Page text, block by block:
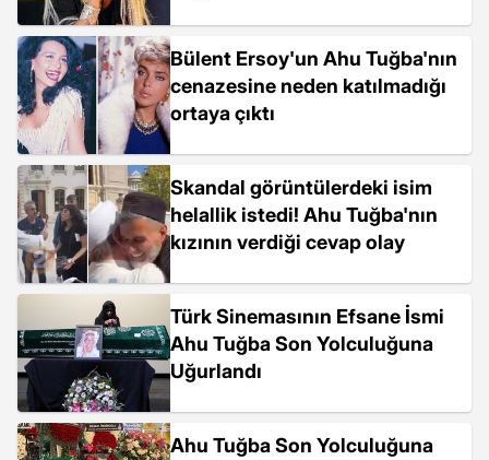
Bülent Ersoy'un Ahu Tuğba'nın
cenazesine neden katılmadığı
ortaya çıktı
Skandal görüntülerdeki isim
helallik istedi! Ahu Tuğba'nın
kızının verdiği cevap olay
Türk Sinemasının Efsane İsmi
Ahu Tuğba Son Yolculuğuna
Uğurlandı
Ahu Tuğba Son Yolculuğuna